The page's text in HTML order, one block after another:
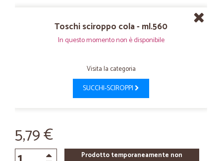
Toschi sciroppo cola - ml.560
In questo momento non è disponibile
Visita la categoria
SUCCHI-SCIROPPI
5,79 €
Prodotto temporaneamente non